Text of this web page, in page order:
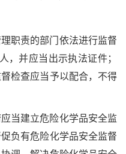
职责的部门依法进行监督
，并应当出示执法证件；
检查应当予以配合，不得
当建立危险化学品安全监
负有危险化学品安全监督